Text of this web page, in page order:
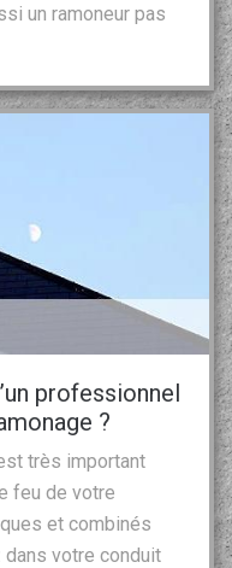
un ramoneur pas
professionnel
?
très important
feu de votre
et combinés
dans votre conduit